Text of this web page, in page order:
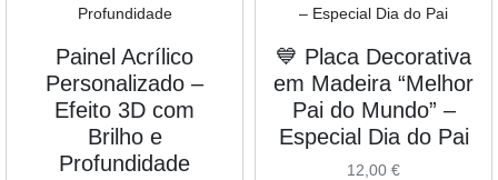
Painel Acrílico
Personalizado –
Efeito 3D com
Brilho e
Profundidade
💙 Placa Decorativa
em Madeira “Melhor
Pai do Mundo” –
Especial Dia do Pai
12,00 €